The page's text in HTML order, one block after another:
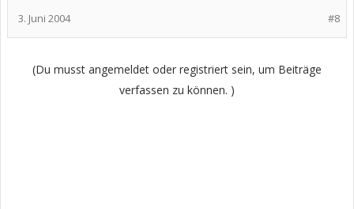
#8
3. Juni 2004
(Du musst angemeldet oder registriert sein, um Beiträge
verfassen zu können. )